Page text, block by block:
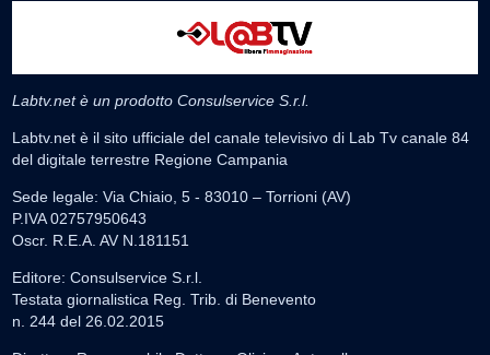
Labtv.net è un prodotto Consulservice S.r.l.
Labtv.net è il sito ufficiale del canale televisivo di Lab Tv canale 84
del digitale terrestre Regione Campania
Sede legale: Via Chiaio, 5 - 83010 – Torrioni (AV)
P.IVA 02757950643
Oscr. R.E.A. AV N.181151
Editore: Consulservice S.r.l.
Testata giornalistica Reg. Trib. di Benevento
n. 244 del 26.02.2015